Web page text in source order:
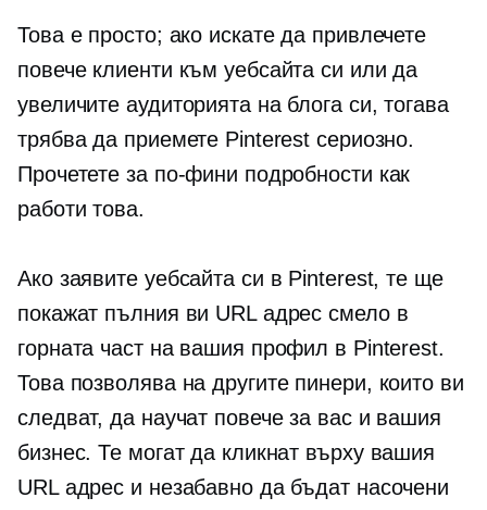
Това е просто; ако искате да привлечете
повече клиенти към уебсайта си или да
увеличите аудиторията на блога си, тогава
трябва да приемете Pinterest сериозно.
Прочетете за по-фини подробности как
работи това.
Ако заявите уебсайта си в Pinterest, те ще
покажат пълния ви URL адрес смело в
горната част на вашия профил в Pinterest.
Това позволява на другите пинери, които ви
следват, да научат повече за вас и вашия
бизнес. Те могат да кликнат върху вашия
URL адрес и незабавно да бъдат насочени